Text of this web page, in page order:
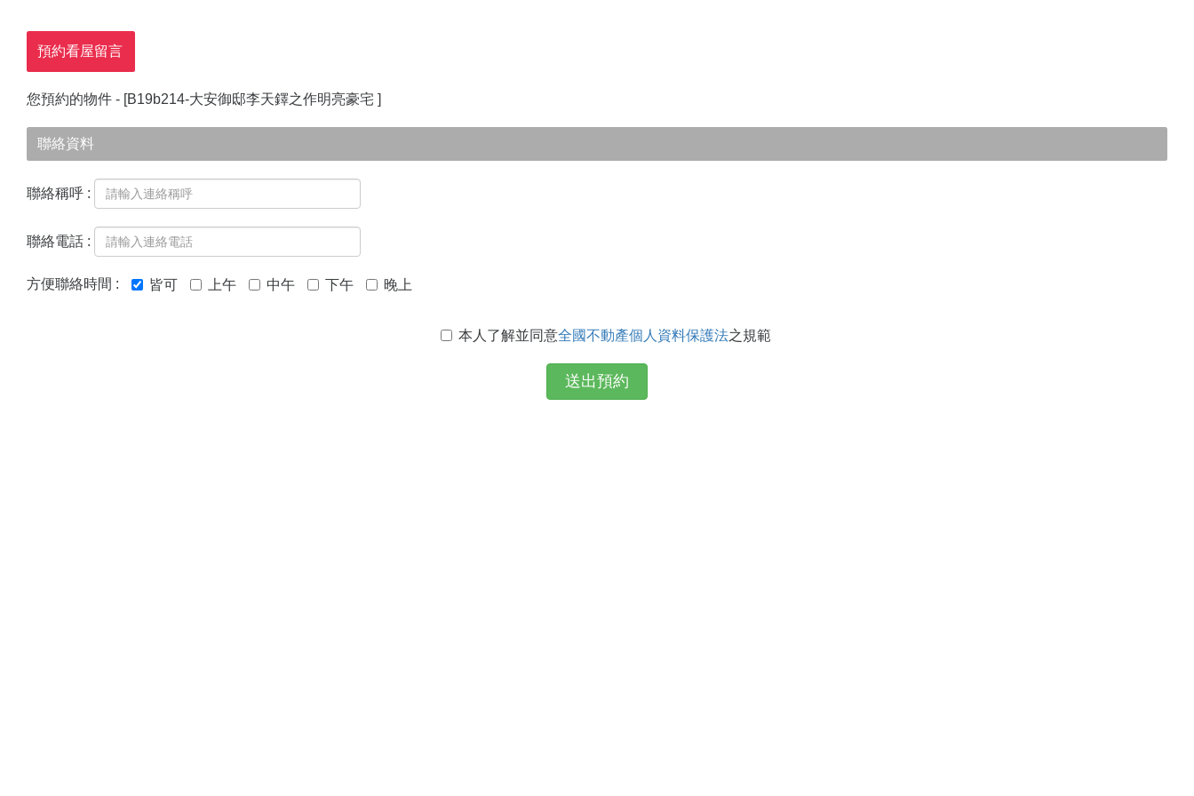
預約看屋留言
您預約的物件 - [B19b214-大安御邸李天鐸之作明亮豪宅 ]
聯絡資料
聯絡稱呼 :
聯絡電話 :
方便聯絡時間 : 皆可 上午 中午 下午 晚上
本人了解並同意全國不動產個人資料保護法之規範
送出預約